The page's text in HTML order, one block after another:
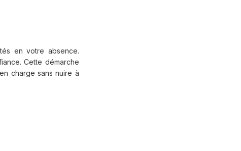
en votre absence.
Cette démarche
charge sans nuire à